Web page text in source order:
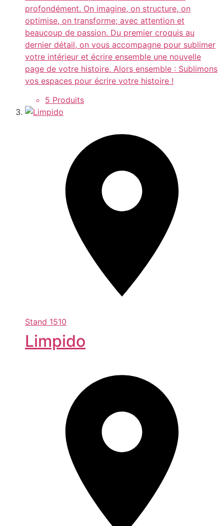
profondément. On imagine, on structure, on
optimise, on transforme; avec attention et
beaucoup de passion. Du premier croquis au
dernier détail, on vous accompagne pour sublimer
votre intérieur et écrire ensemble une nouvelle
page de votre histoire. Alors ensemble : Sublimons
vos espaces pour écrire votre histoire !
5 Produits
Stand 1510
Limpido